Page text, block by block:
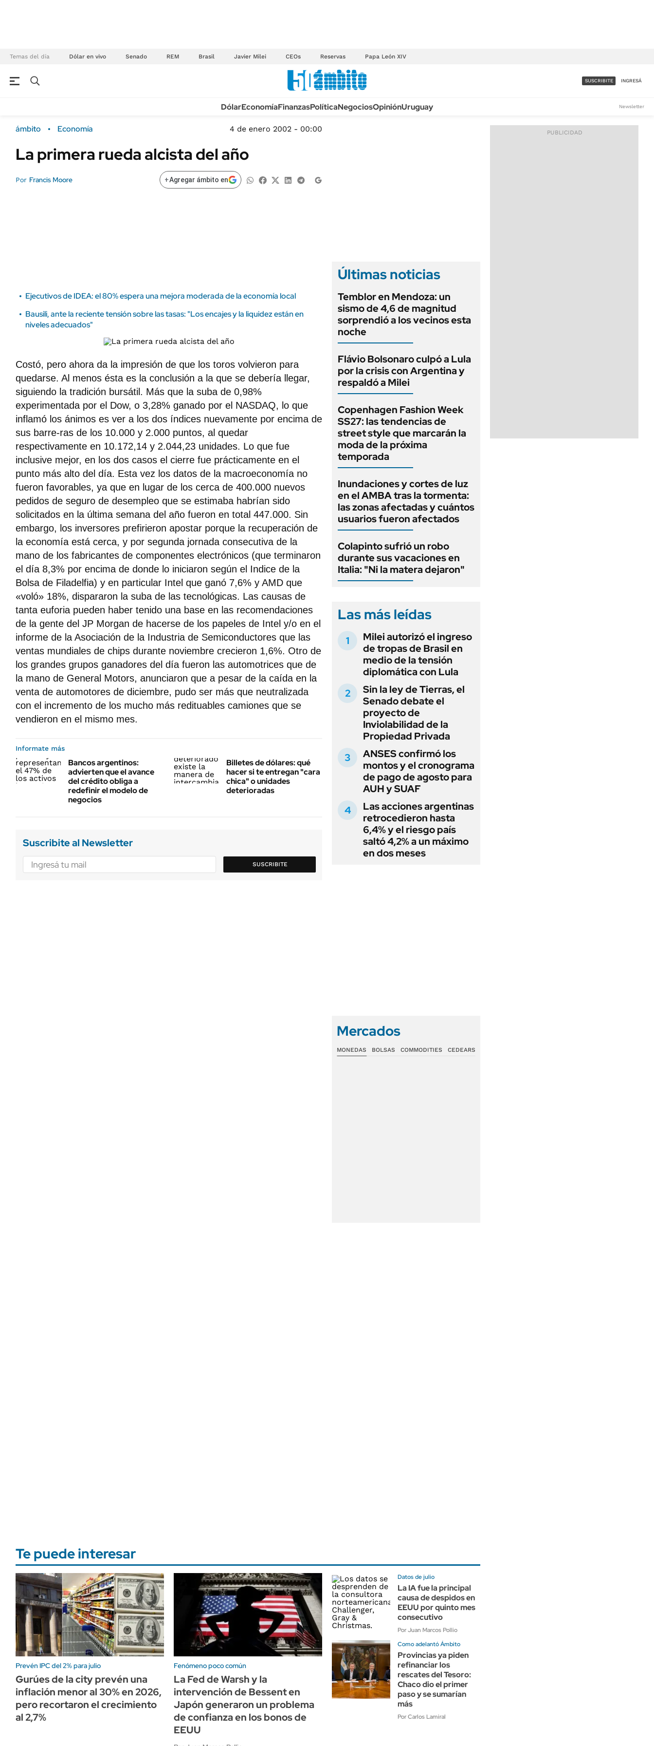
Temas del día Dólar en vivo Senado REM Brasil Javier Milei CEOs Reservas Papa León XIV
Campo Sustentabilidad
ENERGY REPORT
TECNOLOGÍA
MÉXICO
INFORMACIÓN GENERAL
ACCESO FULL - $1.800/MES
SUSCRIBITE INGRESÁ
DólarEconomíaFinanzasPolíticaNegociosOpiniónUruguay Newsletter
ámbito Economía 4 de enero 2002 - 00:00
La primera rueda alcista del año
Por Francis Moore +Agregar ámbito en
Ejecutivos de IDEA: el 80% espera una mejora moderada de la economía local
Bausili, ante la reciente tensión sobre las tasas: "Los encajes y la liquidez están en
niveles adecuados"
Costó, pero ahora da la impresión de que los toros volvieron para
quedarse. Al menos ésta es la conclusión a la que se debería llegar,
siguiendo la tradición bursátil. Más que la suba de 0,98%
experimentada por el Dow, o 3,28% ganado por el NASDAQ, lo que
inflamó los ánimos es ver a los dos índices nuevamente por encima de
sus barre-ras de los 10.000 y 2.000 puntos, al quedar
respectivamente en 10.172,14 y 2.044,23 unidades. Lo que fue
inclusive mejor, en los dos casos el cierre fue prácticamente en el
punto más alto del día. Esta vez los datos de la macroeconomía no
fueron favorables, ya que en lugar de los cerca de 400.000 nuevos
pedidos de seguro de desempleo que se estimaba habrían sido
solicitados en la última semana del año fueron en total 447.000. Sin
embargo, los inversores prefirieron apostar porque la recuperación de
la economía está cerca, y por segunda jornada consecutiva de la
mano de los fabricantes de componentes electrónicos (que terminaron
el día 8,3% por encima de donde lo iniciaron según el Indice de la
Bolsa de Filadelfia) y en particular Intel que ganó 7,6% y AMD que
«voló» 18%, dispararon la suba de las tecnológicas. Las causas de
tanta euforia pueden haber tenido una base en las recomendaciones
de la gente del JP Morgan de hacerse de los papeles de Intel y/o en el
informe de la Asociación de la Industria de Semiconductores que las
ventas mundiales de chips durante noviembre crecieron 1,6%. Otro de
los grandes grupos ganadores del día fueron las automotrices que de
la mano de General Motors, anunciaron que a pesar de la caída en la
venta de automotores de diciembre, pudo ser más que neutralizada
con el incremento de los mucho más redituables camiones que se
vendieron en el mismo mes.
Informate más
Bancos argentinos:
advierten que el avance
del crédito obliga a
redefinir el modelo de
negocios
Billetes de dólares: qué
hacer si te entregan "cara
chica" o unidades
deterioradas
Suscribite al Newsletter
SUSCRIBITE
Últimas noticias
Temblor en Mendoza: un
sismo de 4,6 de magnitud
sorprendió a los vecinos esta
noche
Flávio Bolsonaro culpó a Lula
por la crisis con Argentina y
respaldó a Milei
Copenhagen Fashion Week
SS27: las tendencias de
street style que marcarán la
moda de la próxima
temporada
Inundaciones y cortes de luz
en el AMBA tras la tormenta:
las zonas afectadas y cuántos
usuarios fueron afectados
Colapinto sufrió un robo
durante sus vacaciones en
Italia: "Ni la matera dejaron"
Las más leídas
Milei autorizó el ingreso
de tropas de Brasil en
medio de la tensión
diplomática con Lula
Sin la ley de Tierras, el
Senado debate el
proyecto de
Inviolabilidad de la
Propiedad Privada
ANSES confirmó los
montos y el cronograma
de pago de agosto para
AUH y SUAF
Las acciones argentinas
retrocedieron hasta
6,4% y el riesgo país
saltó 4,2% a un máximo
en dos meses
Mercados
MONEDAS BOLSAS COMMODITIES CEDEARS
Te puede interesar
Prevén IPC del 2% para julio
Gurúes de la city prevén una
inflación menor al 30% en 2026,
pero recortaron el crecimiento
al 2,7%
Fenómeno poco común
La Fed de Warsh y la
intervención de Bessent en
Japón generaron un problema
de confianza en los bonos de
EEUU
Datos de julio
La IA fue la principal
causa de despidos en
EEUU por quinto mes
consecutivo
Por Juan Marcos Pollio
Como adelantó Ámbito
Provincias ya piden
refinanciar los
rescates del Tesoro:
Chaco dio el primer
paso y se sumarían
más
Por Carlos Lamiral